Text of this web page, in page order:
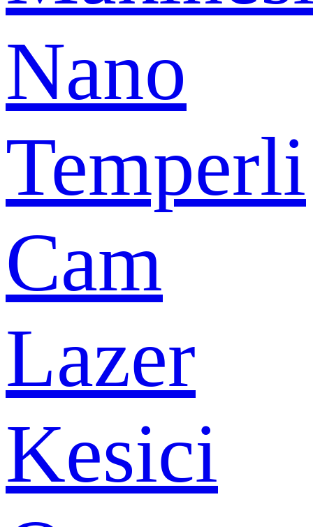
Nano
Temperli
Cam
Lazer
Kesici